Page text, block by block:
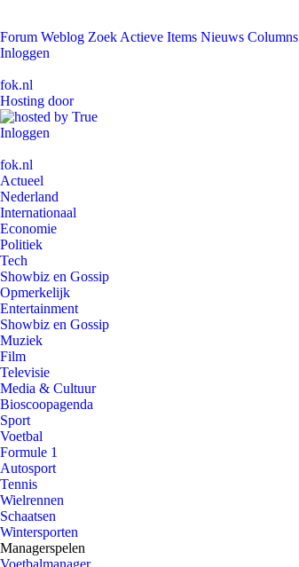
Forum Weblog Zoek Actieve Items Nieuws Columns
Inloggen
fok.nl
Hosting door
Inloggen
fok.nl
Actueel
Nederland
Internationaal
Economie
Politiek
Tech
Showbiz en Gossip
Opmerkelijk
Entertainment
Showbiz en Gossip
Muziek
Film
Televisie
Media & Cultuur
Bioscoopagenda
Sport
Voetbal
Formule 1
Autosport
Tennis
Wielrennen
Schaatsen
Wintersporten
Managerspelen
Voetbalmanager